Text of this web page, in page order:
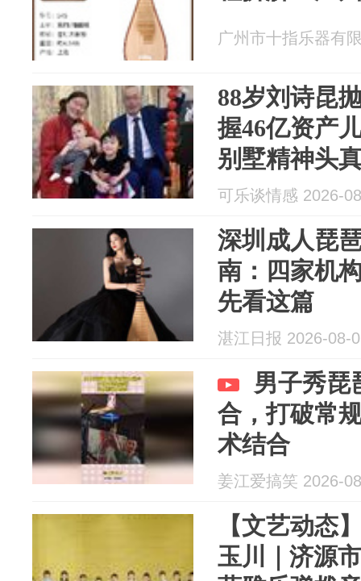
广州市十指乐器有
88岁刘诗昆
握46亿资产
别墅精神头
可乐谈情感 2026-
深圳成人琵
南：四家机
先看这篇
湛江日报 2026-08-
男子秀琵
合，打破常
术结合
姜江爱搞笑 2026-
【文艺动态
玉川｜济源